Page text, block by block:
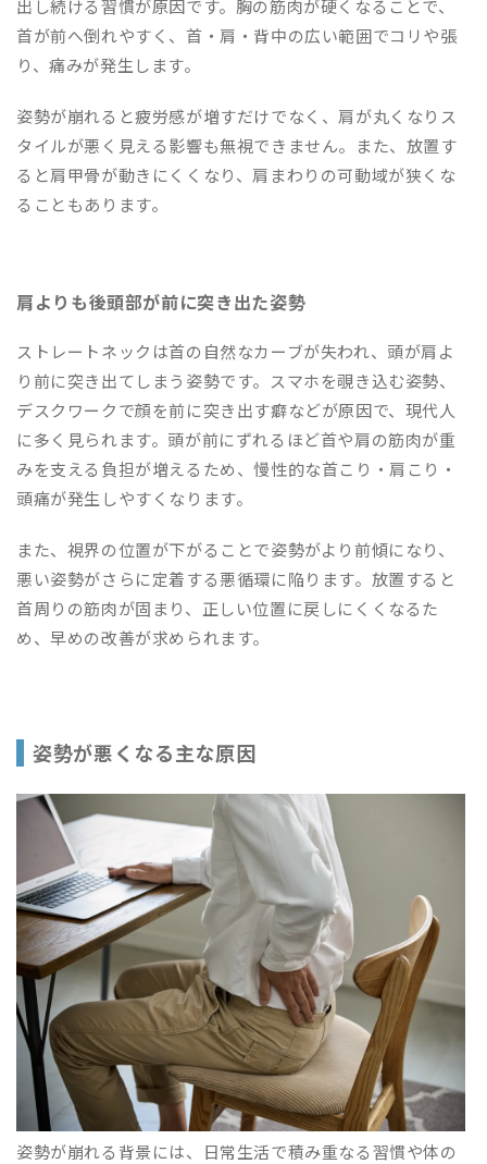
出し続ける習慣が原因です。胸の筋肉が硬くなることで、
首が前へ倒れやすく、首・肩・背中の広い範囲でコリや張
り、痛みが発生します。
姿勢が崩れると疲労感が増すだけでなく、肩が丸くなりス
タイルが悪く見える影響も無視できません。また、放置す
ると肩甲骨が動きにくくなり、肩まわりの可動域が狭くな
ることもあります。
肩よりも後頭部が前に突き出た姿勢
ストレートネックは首の自然なカーブが失われ、頭が肩よ
り前に突き出てしまう姿勢です。スマホを覗き込む姿勢、
デスクワークで顔を前に突き出す癖などが原因で、現代人
に多く見られます。頭が前にずれるほど首や肩の筋肉が重
みを支える負担が増えるため、慢性的な首こり・肩こり・
頭痛が発生しやすくなります。
また、視界の位置が下がることで姿勢がより前傾になり、
悪い姿勢がさらに定着する悪循環に陥ります。放置すると
首周りの筋肉が固まり、正しい位置に戻しにくくなるた
め、早めの改善が求められます。
姿勢が悪くなる主な原因
姿勢が崩れる背景には、日常生活で積み重なる習慣や体の